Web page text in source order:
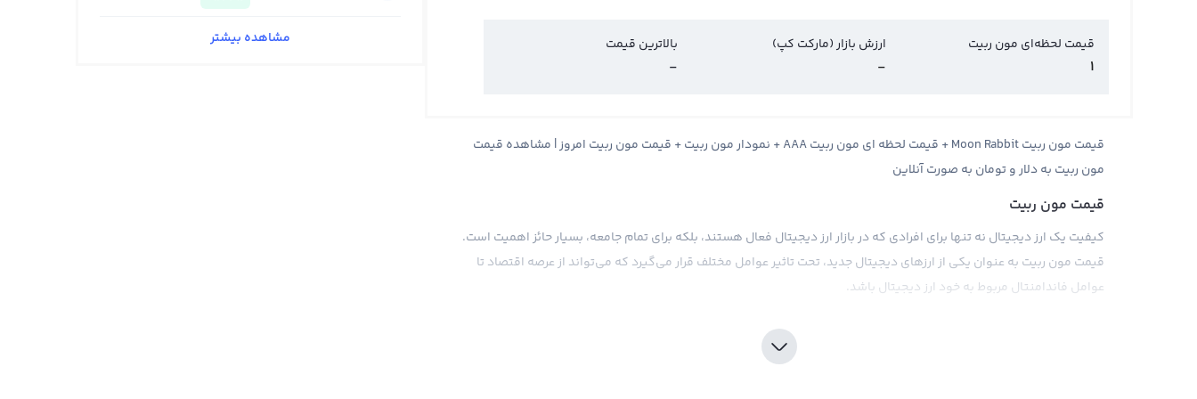
قیمت لحظه‌ای مون ربیت
1
ارزش بازار (مارکت کپ)
-
بالاترین قیمت
-
قیمت مون ربیت Moon Rabbit + قیمت لحظه ای مون ربیت AAA + نمودار مون ربیت + قیمت مون ربیت امروز | مشاهده قیمت
مون ربیت به دلار و تومان به صورت آنلاین
قیمت مون ربیت
کیفیت یک ارز دیجیتال نه تنها برای افرادی که در بازار ارز دیجیتال فعال هستند، بلکه برای تمام جامعه، بسیار حائز اهمیت است.
قیمت مون ربیت به عنوان یکی از ارزهای دیجیتال جدید، تحت تاثیر عوامل مختلف قرار می‌گیرد که می‌تواند از عرصه اقتصاد تا
عوامل فاندامنتال مربوط به خود ارز دیجیتال باشد.
صرافی‌ها تعیین می‌شود. اخبار و رویدادهای مختلفی می‌توانند در نمودار قیمت مون ربیت تاثیر گذاشته و تغییراتی در قیمت آن
مشاهده بیشتر